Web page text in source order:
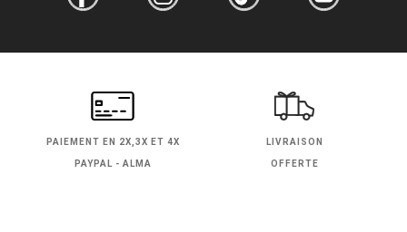
PAIEMENT EN 2X,3X ET 4X
PAYPAL - ALMA
LIVRAISON
OFFERTE